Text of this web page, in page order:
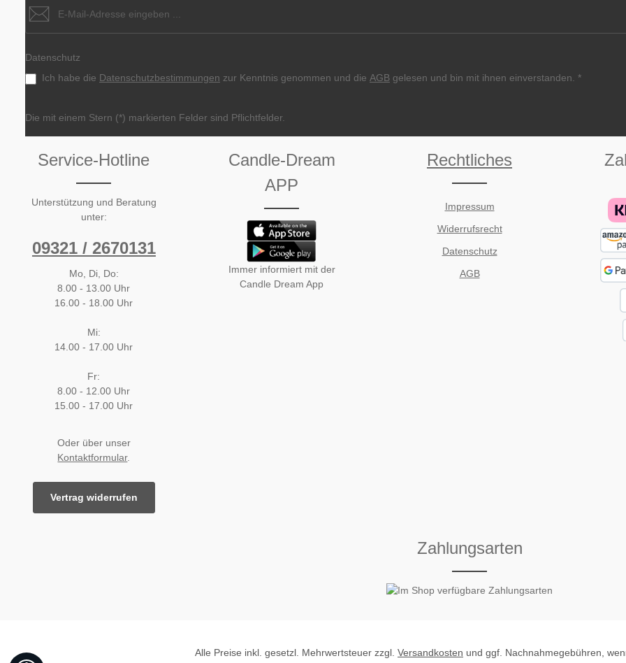
Datenschutz
Ich habe die Datenschutzbestimmungen zur Kenntnis genommen und die AGB gelesen und bin mit ihnen einverstanden. *
Die mit einem Stern (*) markierten Felder sind Pflichtfelder.
Service-Hotline
Unterstützung und Beratung
unter:
09321 / 2670131
Mo, Di, Do:
8.00 - 13.00 Uhr
16.00 - 18.00 Uhr
Mi:
14.00 - 17.00 Uhr
Fr:
8.00 - 12.00 Uhr
15.00 - 17.00 Uhr
Oder über unser
Kontaktformular.
Vertrag widerrufen
Candle-Dream
APP
Immer informiert mit der
Candle Dream App
Rechtliches
Impressum
Widerrufsrecht
Datenschutz
AGB
Zahlungsarten
Alle Preise inkl. gesetzl. Mehrwertsteuer zzgl. Versandkosten und ggf. Nachnahmegebühren,